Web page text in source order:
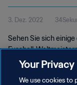
3. Dez. 2022
Sehen Sie sich
Fussball-
Your Privacy
We use cookies to